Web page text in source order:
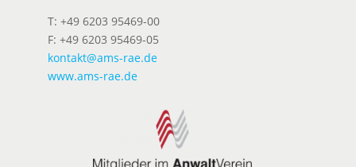
T: +49 6203 95469-00
F: +49 6203 95469-05
kontakt@ams-rae.de
www.ams-rae.de